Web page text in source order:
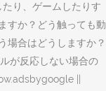
り、ゲームしたりす
すか？どう触っても動
場合はどうしますか？
が反応しない場合の
||